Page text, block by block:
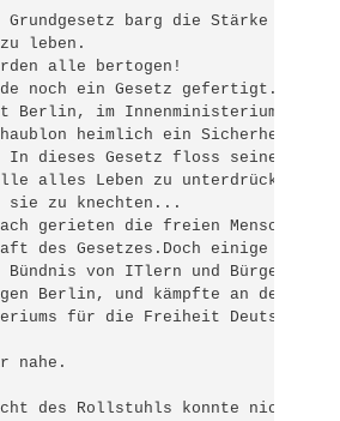
Grundgesetz barg die Stärke und
leben.
alle bertogen!
noch ein Gesetz gefertigt.
Berlin, im Innenministerium
heimlich ein
In dieses Gesetz floss seine
alles Leben zu unterdrücken.
sie zu knechten...
gerieten die freien Menschen
des Gesetzes.Doch einige
von ITlern und
Berlin, und kämpfte an den
für die Freiheit
nahe.
des Rollstuhls konnte nicht